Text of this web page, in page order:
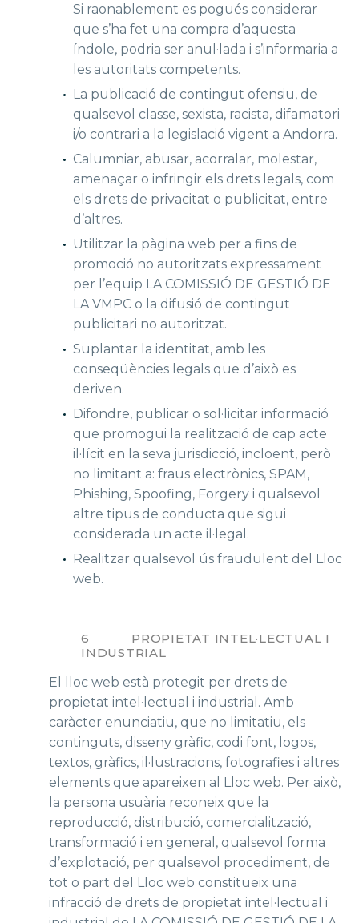
Si raonablement es pogués considerar
que s’ha fet una compra d’aquesta
índole, podria ser anul·lada i s’informaria a
les autoritats competents.
La publicació de contingut ofensiu, de
qualsevol classe, sexista, racista, difamatori
i/o contrari a la legislació vigent a Andorra.
Calumniar, abusar, acorralar, molestar,
amenaçar o infringir els drets legals, com
els drets de privacitat o publicitat, entre
d’altres.
Utilitzar la pàgina web per a fins de
promoció no autoritzats expressament
per l’equip LA COMISSIÓ DE GESTIÓ DE
LA VMPC o la difusió de contingut
publicitari no autoritzat.
Suplantar la identitat, amb les
conseqüències legals que d’això es
deriven.
Difondre, publicar o sol·licitar informació
que promogui la realització de cap acte
il·lícit en la seva jurisdicció, incloent, però
no limitant a: fraus electrònics, SPAM,
Phishing, Spoofing, Forgery i qualsevol
altre tipus de conducta que sigui
considerada un acte il·legal.
Realitzar qualsevol ús fraudulent del Lloc
web.
6 PROPIETAT INTEL·LECTUAL I
INDUSTRIAL
El lloc web està protegit per drets de
propietat intel·lectual i industrial. Amb
caràcter enunciatiu, que no limitatiu, els
continguts, disseny gràfic, codi font, logos,
textos, gràfics, il·lustracions, fotografies i altres
elements que apareixen al Lloc web. Per això,
la persona usuària reconeix que la
reproducció, distribució, comercialització,
transformació i en general, qualsevol forma
d’explotació, per qualsevol procediment, de
tot o part del Lloc web constitueix una
infracció de drets de propietat intel·lectual i